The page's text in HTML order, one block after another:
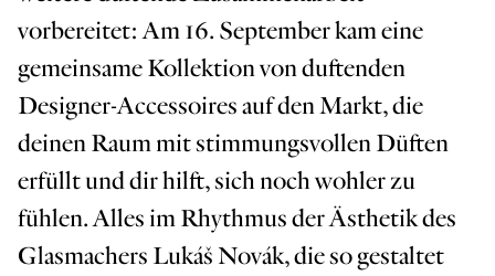
vorbereitet: Am 16. September kam eine
gemeinsame Kollektion von duftenden
Designer-Accessoires auf den Markt, die
deinen Raum mit stimmungsvollen Düften
erfüllt und dir hilft, sich noch wohler zu
fühlen. Alles im Rhythmus der Ästhetik des
Glasmachers Lukáš Novák, die so gestaltet